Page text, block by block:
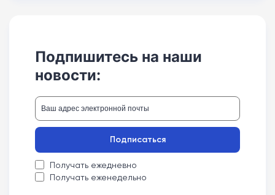
Подпишитесь на наши
новости:
Получать ежедневно
Получать еженедельно
Подписаться